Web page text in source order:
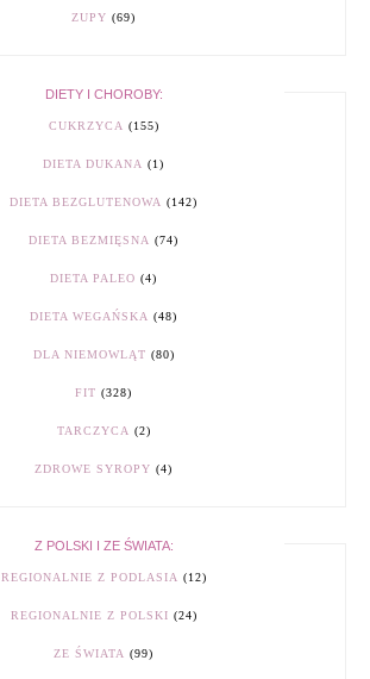
ZUPY (69)
DIETY I CHOROBY:
CUKRZYCA (155)
DIETA DUKANA (1)
DIETA BEZGLUTENOWA (142)
DIETA BEZMIĘSNA (74)
DIETA PALEO (4)
DIETA WEGAŃSKA (48)
DLA NIEMOWLĄT (80)
FIT (328)
TARCZYCA (2)
ZDROWE SYROPY (4)
Z POLSKI I ZE ŚWIATA:
REGIONALNIE Z PODLASIA (12)
REGIONALNIE Z POLSKI (24)
ZE ŚWIATA (99)